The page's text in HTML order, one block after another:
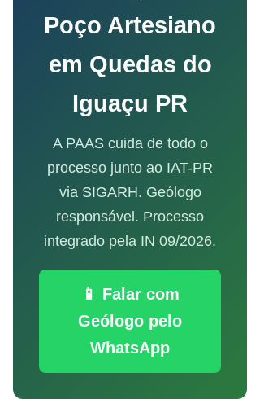
Poço Artesiano
em Quedas do
Iguaçu PR
A PAAS cuida de todo o
processo junto ao IAT-PR
via SIGARH. Geólogo
responsável. Processo
integrado pela IN 09/2026.
📱 Falar com
Geólogo pelo
WhatsApp